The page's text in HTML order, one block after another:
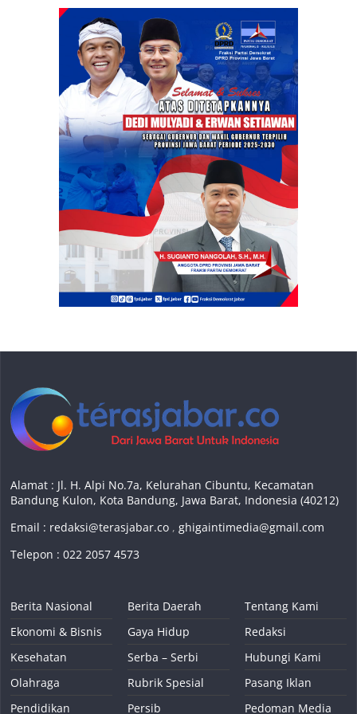
Alamat : Jl. H. Alpi No.7a, Kelurahan Cibuntu, Kecamatan
Bandung Kulon, Kota Bandung, Jawa Barat, Indonesia (40212)
Email : redaksi@terasjabar.co ,ghigaintimedia@gmail.com
Telepon : 022 2057 4573
Berita Nasional
Ekonomi & Bisnis
Kesehatan
Olahraga
Pendidikan
Berita Daerah
Gaya Hidup
Serba – Serbi
Rubrik Spesial
Persib
Tentang Kami
Redaksi
Hubungi Kami
Pasang Iklan
Pedoman Media